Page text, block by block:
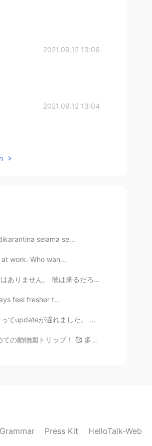
2021.09.12 13:06
2021.09.12 13:04
selama se...
work. Who wan...
✖️He would come. 〇I think he'll come. ...
feel fresher t...
真をアップしようと思います。 先週N...
パが動物を指さしたとき、ベンジャミンは動物...
Press Kit HelloTalk-Web